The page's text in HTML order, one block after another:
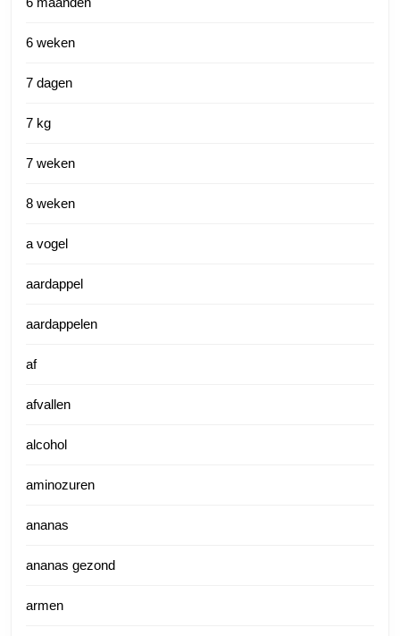
6 weken
7 dagen
7 kg
7 weken
8 weken
a vogel
aardappel
aardappelen
af
afvallen
alcohol
aminozuren
ananas
ananas gezond
armen